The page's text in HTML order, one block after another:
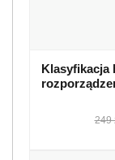
Klasyfikacja
249